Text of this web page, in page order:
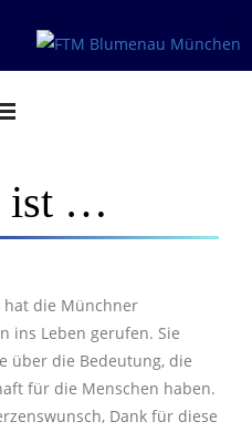
ist …
die Münchner
ins Leben gerufen. Sie
über die Bedeutung, die
für die Menschen haben.
Dank für diese